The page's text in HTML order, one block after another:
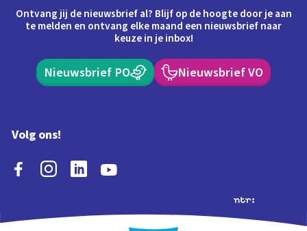
Ontvang jij de nieuwsbrief al? Blijf op de hoogte door je aan
te melden en ontvang elke maand een nieuwsbrief naar
keuze in je inbox!
Nieuwsbrief PO Nieuwsbrief VO
Volg ons!